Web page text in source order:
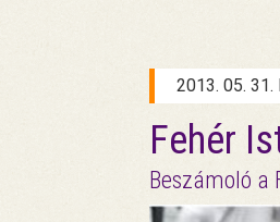
2013. 05. 31.
Fehér
Beszámoló a